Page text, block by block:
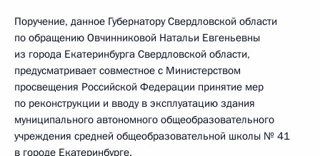
Поручение, данное Губернатору Свердловской области
по обращению Овчинниковой Натальи Евгеньевны
из города Екатеринбурга Свердловской области,
предусматривает совместное c Министерством
просвещения Российской Федерации принятие мер
по реконструкции и вводу в эксплуатацию здания
муниципального автономного общеобразовательного
учреждения средней общеобразовательной школы № 41
в городе Екатеринбурге.